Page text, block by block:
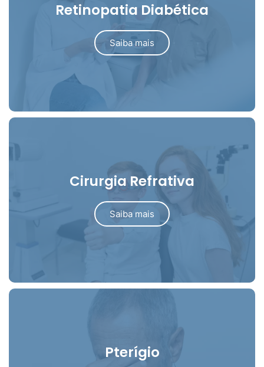
Retinopatia Diabética
Saiba mais
Cirurgia Refrativa
Saiba mais
Pterígio